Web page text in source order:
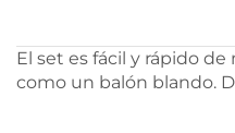
El set es fácil y rápido
como un balón blando.